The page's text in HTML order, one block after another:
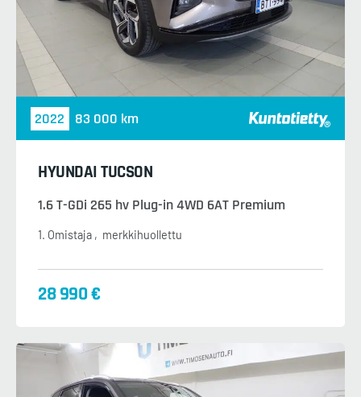
2022 83 000 km
HYUNDAI TUCSON
1.6 T-GDi 265 hv Plug-in 4WD 6AT Premium
1. Omistaja merkkihuollettu
28 990 €